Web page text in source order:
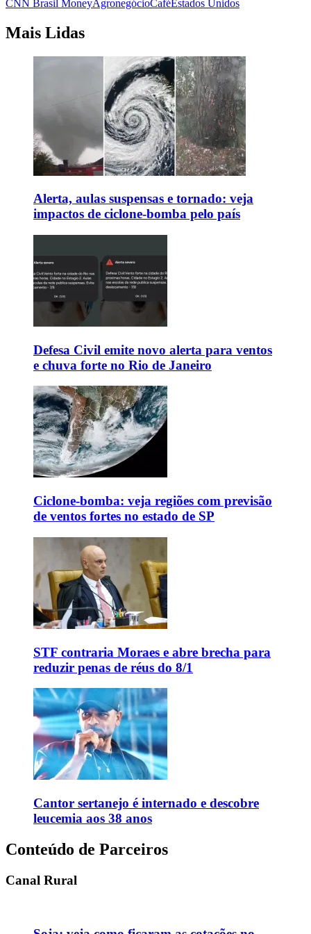
CNN Brasil MoneyAgronegócioCaféEstados Unidos
Mais Lidas
Alerta, aulas suspensas e tornado: veja
impactos de ciclone-bomba pelo país
Defesa Civil emite novo alerta para ventos
e chuva forte no Rio de Janeiro
Ciclone-bomba: veja regiões com previsão
de ventos fortes no estado de SP
STF contraria Moraes e abre brecha para
reduzir penas de réus do 8/1
Cantor sertanejo é internado e descobre
leucemia aos 38 anos
Conteúdo de Parceiros
Canal Rural